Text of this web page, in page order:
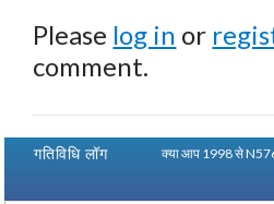
Please log in or
comment.
गतिविधि लॉग क्या आप 1998 से